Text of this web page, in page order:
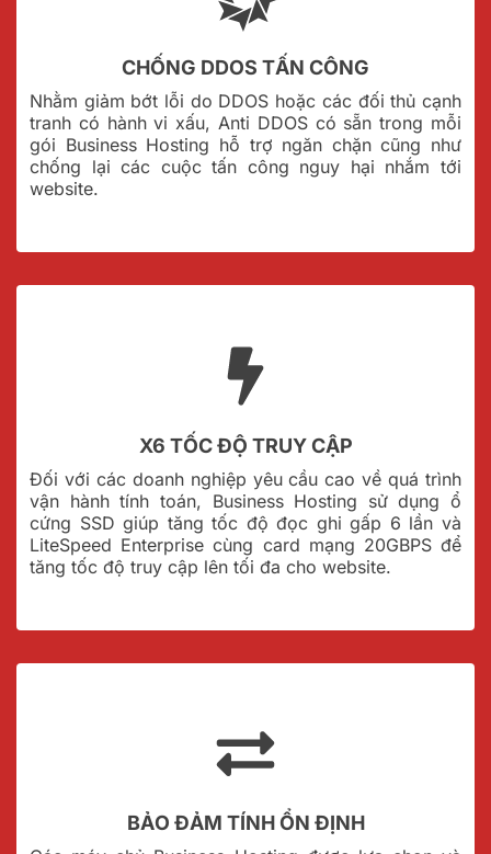
CHỐNG DDOS TẤN CÔNG
Nhằm giảm bớt lỗi do DDOS hoặc các đối thủ cạnh
tranh có hành vi xấu, Anti DDOS có sẵn trong mỗi
gói Business Hosting hỗ trợ ngăn chặn cũng như
chống lại các cuộc tấn công nguy hại nhắm tới
website.
X6 TỐC ĐỘ TRUY CẬP
Đối với các doanh nghiệp yêu cầu cao về quá trình
vận hành tính toán, Business Hosting sử dụng ổ
cứng SSD giúp tăng tốc độ đọc ghi gấp 6 lần và
LiteSpeed Enterprise cùng card mạng 20GBPS để
tăng tốc độ truy cập lên tối đa cho website.
BẢO ĐẢM TÍNH ỔN ĐỊNH